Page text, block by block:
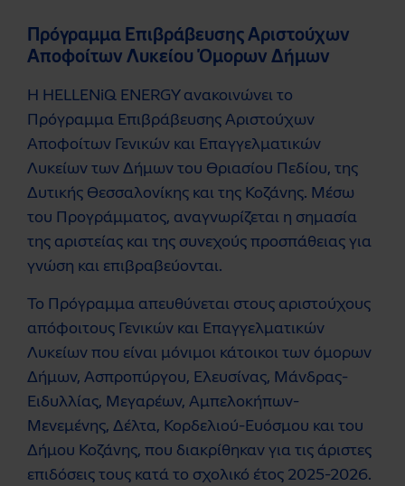
Πρόγραμμα Επιβράβευσης Αριστούχων
Αποφοίτων Λυκείου Όμορων Δήμων
Η HELLENiQ ENERGY ανακοινώνει το
Πρόγραμμα Επιβράβευσης Αριστούχων
Αποφοίτων Γενικών και Επαγγελματικών
Λυκείων των Δήμων του Θριασίου Πεδίου, της
Δυτικής Θεσσαλονίκης και της Κοζάνης. Μέσω
του Προγράμματος, αναγνωρίζεται η σημασία
της αριστείας και της συνεχούς προσπάθειας για
γνώση και επιβραβεύονται.
Το Πρόγραμμα απευθύνεται στους αριστούχους
απόφοιτους Γενικών και Επαγγελματικών
Λυκείων που είναι μόνιμοι κάτοικοι των όμορων
Δήμων, Ασπροπύργου, Ελευσίνας, Μάνδρας-
Ειδυλλίας, Μεγαρέων, Αμπελοκήπων-
Μενεμένης, Δέλτα, Κορδελιού-Ευόσμου και του
Δήμου Κοζάνης, που διακρίθηκαν για τις άριστες
επιδόσεις τους κατά το σχολικό έτος 2025-2026.